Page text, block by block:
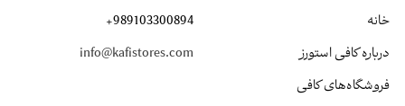
خانه
درباره کافی استورز
فروشگاه‌های کافی
+989103300894
info@kafistores.com